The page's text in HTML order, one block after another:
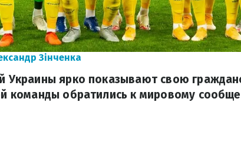
Зінченка
Украины ярко показывают свою
команды обратились к мировому